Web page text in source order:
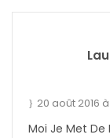
20 août 2016
Moi Je Met De